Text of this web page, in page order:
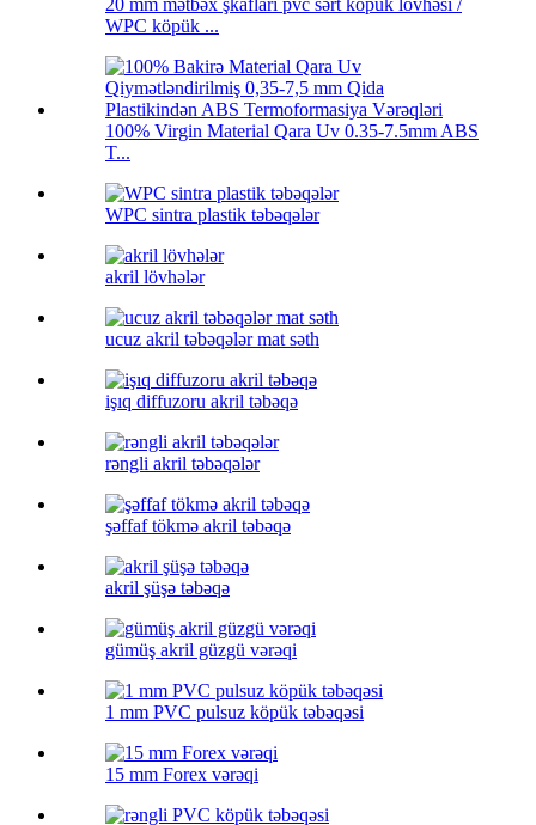
20 mm mətbəx şkafları pvc sərt köpük lövhəsi /
WPC köpük ...
100% Virgin Material Qara Uv 0.35-7.5mm ABS
T...
WPC sintra plastik təbəqələr
akril lövhələr
ucuz akril təbəqələr mat səth
işıq diffuzoru akril təbəqə
rəngli akril təbəqələr
şəffaf tökmə akril təbəqə
akril şüşə təbəqə
gümüş akril güzgü vərəqi
1 mm PVC pulsuz köpük təbəqəsi
15 mm Forex vərəqi